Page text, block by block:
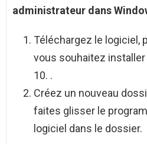
administrateur dans
Téléchargez le logiciel,
vous souhaitez
10. .
Créez un nouveau
faites glisser le
logiciel dans le dossier.